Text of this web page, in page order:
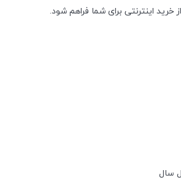
اینترنتی برای شما فراهم شود.
سال